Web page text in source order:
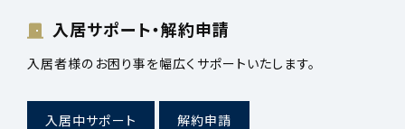
入居サポート・解約申請
入居者様のお困り事を幅広くサポートいたします。
入居中サポート 解約申請